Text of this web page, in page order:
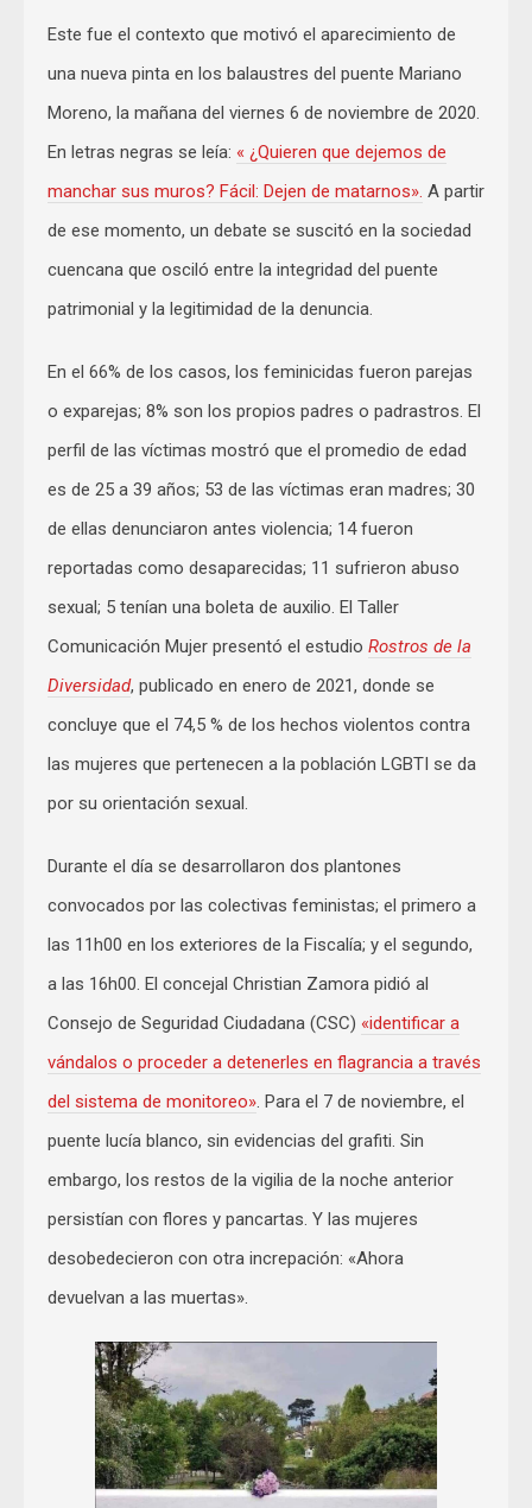
Este fue el contexto que motivó el aparecimiento de
una nueva pinta en los balaustres del puente Mariano
Moreno, la mañana del viernes 6 de noviembre de 2020.
En letras negras se leía: « ¿Quieren que dejemos de
manchar sus muros? Fácil: Dejen de matarnos». A partir
de ese momento, un debate se suscitó en la sociedad
cuencana que osciló entre la integridad del puente
patrimonial y la legitimidad de la denuncia.
En el 66% de los casos, los feminicidas fueron parejas
o exparejas; 8% son los propios padres o padrastros. El
perfil de las víctimas mostró que el promedio de edad
es de 25 a 39 años; 53 de las víctimas eran madres; 30
de ellas denunciaron antes violencia; 14 fueron
reportadas como desaparecidas; 11 sufrieron abuso
sexual; 5 tenían una boleta de auxilio. El Taller
Comunicación Mujer presentó el estudio Rostros de la
Diversidad, publicado en enero de 2021, donde se
concluye que el 74,5 % de los hechos violentos contra
las mujeres que pertenecen a la población LGBTI se da
por su orientación sexual.
Durante el día se desarrollaron dos plantones
convocados por las colectivas feministas; el primero a
las 11h00 en los exteriores de la Fiscalía; y el segundo,
a las 16h00. El concejal Christian Zamora pidió al
Consejo de Seguridad Ciudadana (CSC) «identificar a
vándalos o proceder a detenerles en flagrancia a través
del sistema de monitoreo». Para el 7 de noviembre, el
puente lucía blanco, sin evidencias del grafiti. Sin
embargo, los restos de la vigilia de la noche anterior
persistían con flores y pancartas. Y las mujeres
desobedecieron con otra increpación: «Ahora
devuelvan a las muertas».